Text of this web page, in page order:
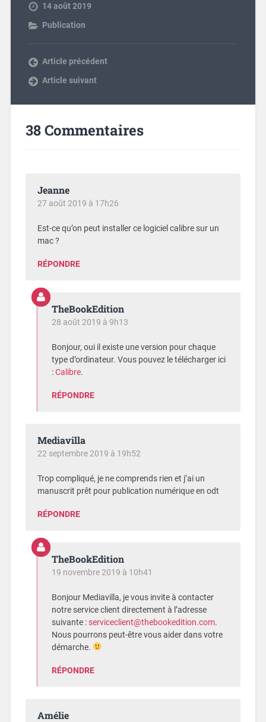
14 août 2019
Publication
Article précédent
Article suivant
38 Commentaires
Jeanne
27 août 2019 à 17h26
Est-ce qu’on peut installer ce logiciel calibre sur un
mac ?
RÉPONDRE
TheBookEdition
28 août 2019 à 9h13
Bonjour, oui il existe une version pour chaque
type d’ordinateur. Vous pouvez le télécharger ici
:Calibre.
RÉPONDRE
Mediavilla
22 septembre 2019 à 19h52
Trop compliqué, je ne comprends rien et j’ai un
manuscrit prêt pour publication numérique en odt
RÉPONDRE
TheBookEdition
19 novembre 2019 à 10h41
Bonjour Mediavilla, je vous invite à contacter
notre service client directement à l’adresse
suivante :serviceclient@thebookedition.com.
Nous pourrons peut-être vous aider dans votre
démarche.
RÉPONDRE
Amélie